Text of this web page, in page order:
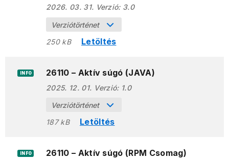
2026. 03. 31. Verzió: 3.0
Verziótörténet
250 kB
Letöltés
INFO 26110 – Aktív súgó (JAVA)
2025. 12. 01. Verzió: 1.0
Verziótörténet
187 kB
Letöltés
INFO 26110 – Aktív súgó (RPM Csomag)